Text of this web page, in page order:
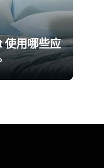
使用哪些应